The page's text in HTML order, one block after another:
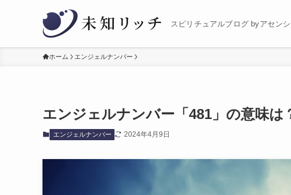
スピリチュアルブログ byアセン
ホーム エンジェルナンバー
エンジェルナンバー「481」の意味
エンジェルナンバー 2024年4月9日